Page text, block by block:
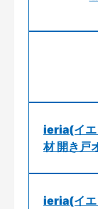
ieria(イエ
材 開き戸
ieria(イエ